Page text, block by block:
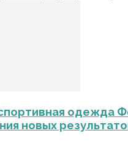
одежда
новых